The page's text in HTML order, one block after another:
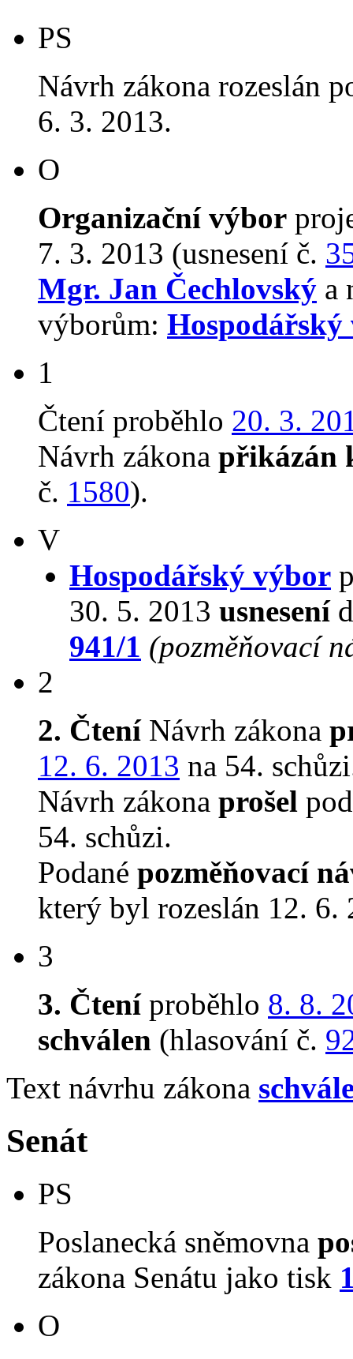
PS
Návrh zákona rozeslán
6. 3. 2013.
O
Organizační výbor
7. 3. 2013 (usnesení č.
Mgr. Jan Čechlovský a
výborům:
1
Čtení proběhlo 20. 3.
Návrh zákona přikázán
č. 1580).
V
Hospodářský výbor
30. 5. 2013 usnesení
941/1 (pozměňovací
2
2. ČteníNávrh zákona
12. 6. 2013 na 54.
Návrh zákona prošel
54. schůzi.
Podané pozměňovací
který byl rozeslán 12. 6.
3
3. Čteníproběhlo 8. 8.
schválen (hlasování č.
Text návrhu zákona
Senát
PS
Poslanecká sněmovna
zákona Senátu jako tisk
O